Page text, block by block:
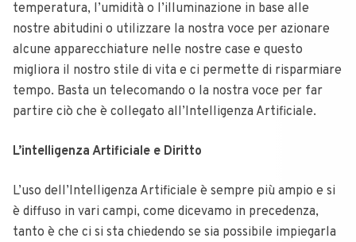
temperatura, l’umidità o l’illuminazione in base alle
nostre abitudini o utilizzare la nostra voce per azionare
alcune apparecchiature nelle nostre case e questo
migliora il nostro stile di vita e ci permette di risparmiare
tempo. Basta un telecomando o la nostra voce per far
partire ciò che è collegato all’Intelligenza Artificiale.
L’intelligenza Artificiale e Diritto
L’uso dell’Intelligenza Artificiale è sempre più ampio e si
è diffuso in vari campi, come dicevamo in precedenza,
tanto è che ci si sta chiedendo se sia possibile impiegarla